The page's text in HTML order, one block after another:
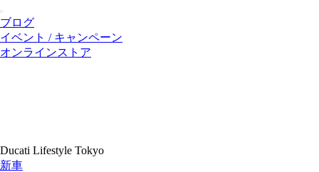
ブログ
イベント / キャンペーン
オンラインストア
Ducati Lifestyle Tokyo
新車